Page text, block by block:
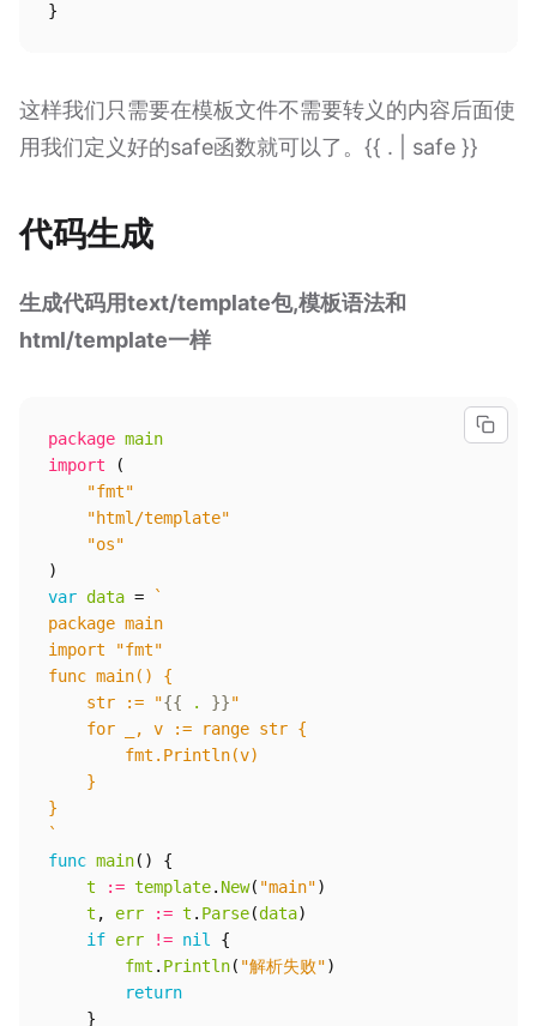
}
这样我们只需要在模板文件不需要转义的内容后面使
用我们定义好的safe函数就可以了。{{ . | safe }}
代码生成
生成代码用text/template包,模板语法和
html/template一样
package main
import
(
"fmt"
"html/template"
"os"
)
var data =
	str := "
{{ . }}
`
func main()
{
t
:= template. New( "main")
t , err := t . Parse(data)
if err != nil
{
fmt . Println( "解析失败")
return
}